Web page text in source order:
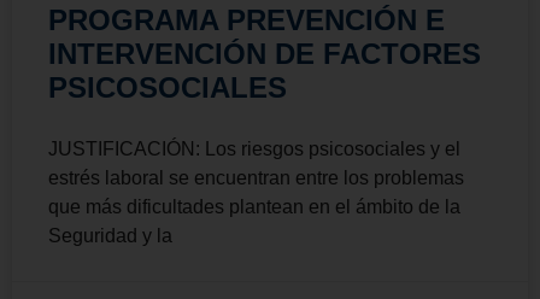
PROGRAMA PREVENCIÓN E
INTERVENCIÓN DE FACTORES
PSICOSOCIALES
JUSTIFICACIÓN: Los riesgos psicosociales y el
estrés laboral se encuentran entre los problemas
que más dificultades plantean en el ámbito de la
Seguridad y la